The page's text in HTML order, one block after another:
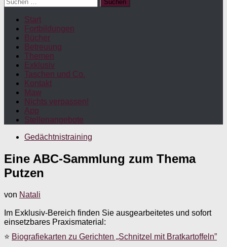
nach:
Start
Fortbildungen
Bücher
Betreuung
Themen
Exklusiv
Taschen und Co.
Kontakt
Maw
Nichts verpassen!
App
Stellenangebote
Gedächtnistraining
Eine ABC-Sammlung zum Thema
Putzen
von Natali
Im Exklusiv-Bereich finden Sie ausgearbeitetes und sofort
einsetzbares Praxismaterial:
⭐ Biografiekarten zu Gerichten „Schnitzel mit Bratkartoffeln”